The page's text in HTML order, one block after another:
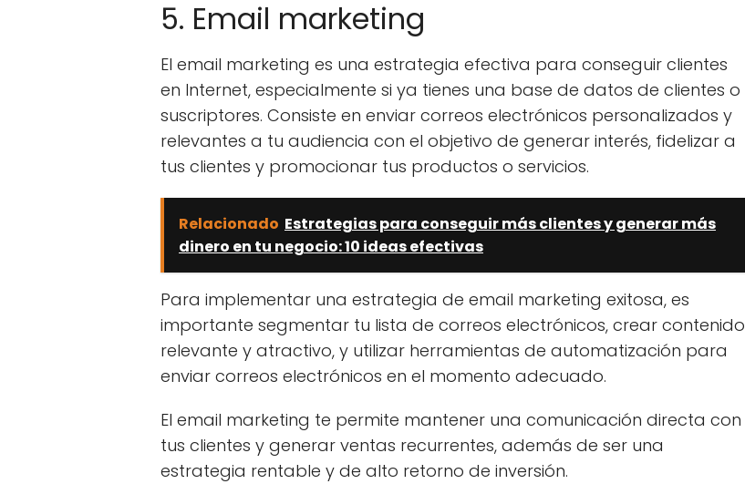
5. Email marketing
El email marketing es una estrategia efectiva para conseguir clientes
en Internet, especialmente si ya tienes una base de datos de clientes o
suscriptores. Consiste en enviar correos electrónicos personalizados y
relevantes a tu audiencia con el objetivo de generar interés, fidelizar a
tus clientes y promocionar tus productos o servicios.
Relacionado Estrategias para conseguir más clientes y generar más
dinero en tu negocio: 10 ideas efectivas
Para implementar una estrategia de email marketing exitosa, es
importante segmentar tu lista de correos electrónicos, crear contenido
relevante y atractivo, y utilizar herramientas de automatización para
enviar correos electrónicos en el momento adecuado.
El email marketing te permite mantener una comunicación directa con
tus clientes y generar ventas recurrentes, además de ser una
estrategia rentable y de alto retorno de inversión.